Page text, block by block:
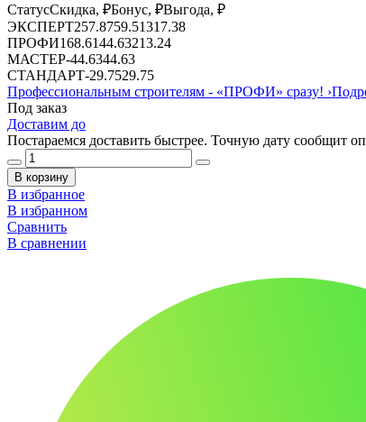
СтатусСкидка, ₽Бонус, ₽Выгода, ₽
ЭКСПЕРТ257.8759.51317.38
ПРОФИ168.6144.63213.24
МАСТЕР-44.6344.63
СТАНДАРТ-29.7529.75
Профессиональным строителям - «ПРОФИ» сразу! ›
Под заказ
Доставим до
Постараемся доставить быстрее. Точную дату сообщит
В корзину
В избранное
В избранном
Сравнить
В сравнении